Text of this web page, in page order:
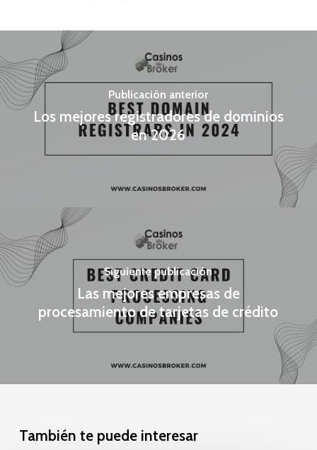
Publicación anterior
Los mejores registradores de dominios
en 2026
Siguiente publicación
Las mejores empresas de
procesamiento de tarjetas de crédito
También te puede interesar